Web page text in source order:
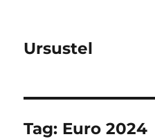
Ursustel
Tag: Euro 2024